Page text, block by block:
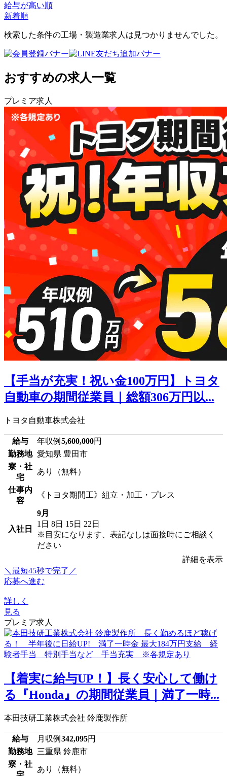
給与が高い順
新着順
検索した条件の工場・製造業求人は見つかりませんでした。
おすすめの求人一覧
プレミア求人
【手当が充実！祝い金100万円】トヨタ
自動車の期間従業員｜総額306万円以...
トヨタ自動車株式会社
給与 年収例 5,600,000円
勤務地 愛知県 豊田市
寮・社
宅
あり（無料）
仕事内
容
《トヨタ期間工》組立・加工・プレス
入社日
9月
1日 8日 15日 22日
※目安になります、表記なしは面接時にご相談く
ださい
詳細を表示
＼最短45秒で完了／
応募へ進む
詳しく
見る
プレミア求人
【着実に給与UP！】長く安心して働け
る『Honda』の期間従業員｜満了一時...
本田技研工業株式会社 鈴鹿製作所
給与 月収例 342,095円
勤務地 三重県 鈴鹿市
寮・社
あり（無料）